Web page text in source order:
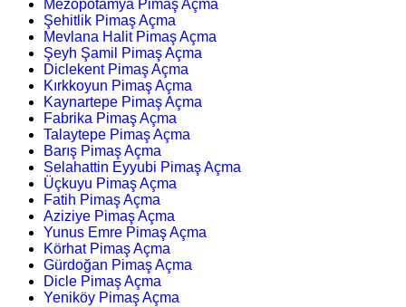
Mezopotamya Pimaş Açma
Şehitlik Pimaş Açma
Mevlana Halit Pimaş Açma
Şeyh Şamil Pimaş Açma
Diclekent Pimaş Açma
Kırkkoyun Pimaş Açma
Kaynartepe Pimaş Açma
Fabrika Pimaş Açma
Talaytepe Pimaş Açma
Barış Pimaş Açma
Selahattin Eyyubi Pimaş Açma
Üçkuyu Pimaş Açma
Fatih Pimaş Açma
Aziziye Pimaş Açma
Yunus Emre Pimaş Açma
Körhat Pimaş Açma
Gürdoğan Pimaş Açma
Dicle Pimaş Açma
Yeniköy Pimaş Açma